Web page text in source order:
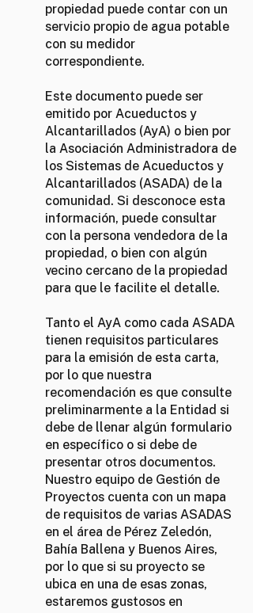
propiedad puede contar con un
servicio propio de agua potable
con su medidor
correspondiente.
Este documento puede ser
emitido por Acueductos y
Alcantarillados (AyA) o bien por
la Asociación Administradora de
los Sistemas de Acueductos y
Alcantarillados (ASADA) de la
comunidad. Si desconoce esta
información, puede consultar
con la persona vendedora de la
propiedad, o bien con algún
vecino cercano de la propiedad
para que le facilite el detalle.
Tanto el AyA como cada ASADA
tienen requisitos particulares
para la emisión de esta carta,
por lo que nuestra
recomendación es que consulte
preliminarmente a la Entidad si
debe de llenar algún formulario
en específico o si debe de
presentar otros documentos.
Nuestro equipo de Gestión de
Proyectos cuenta con un mapa
de requisitos de varias ASADAS
en el área de Pérez Zeledón,
Bahía Ballena y Buenos Aires,
por lo que si su proyecto se
ubica en una de esas zonas,
estaremos gustosos en